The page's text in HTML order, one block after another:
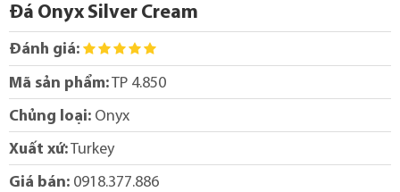
Đá Onyx Silver Cream
Đánh giá:
Mã sản phẩm:TP 4.850
Chủng loại: Onyx
Xuất xứ:Turkey
Giá bán: 0918.377.886